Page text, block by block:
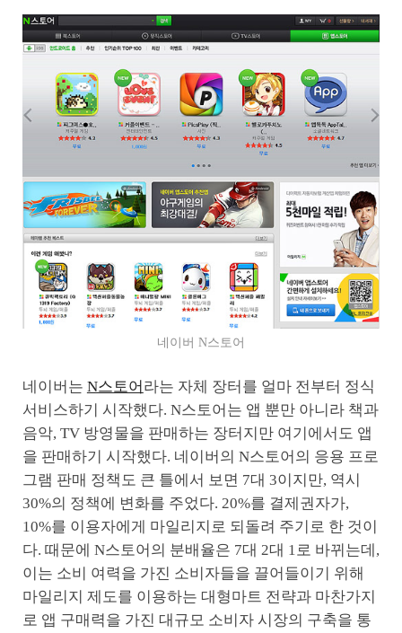
네이버 N스토어
네이버는 N스토어 라는 자체 장터를 얼마 전부터 정식
서비스하기 시작했다. N스토어는 앱 뿐만 아니라 책과
음악, TV 방영물을 판매하는 장터지만 여기에서도 앱
을 판매하기 시작했다. 네이버의 N스토어의 응용 프로
그램 판매 정책도 큰 틀에서 보면 7대 3이지만, 역시
30%의 정책에 변화를 주었다. 20%를 결제권자가,
10%를 이용자에게 마일리지로 되돌려 주기로 한 것이
다. 때문에 N스토어의 분배율은 7대 2대 1로 바뀌는데,
이는 소비 여력을 가진 소비자들을 끌어들이기 위해
마일리지 제도를 이용하는 대형마트 전략과 마찬가지
로 앱 구매력을 가진 대규모 소비자 시장의 구축을 통